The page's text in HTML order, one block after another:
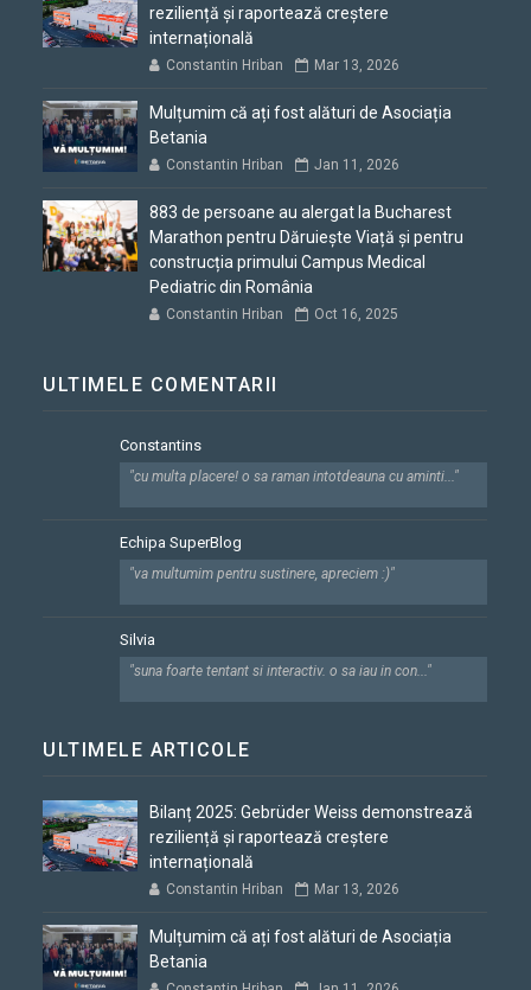
reziliență și raportează creștere
internațională
Constantin Hriban Mar 13, 2026
Mulțumim că ați fost alături de Asociația
Betania
Constantin Hriban Jan 11, 2026
883 de persoane au alergat la Bucharest
Marathon pentru Dăruiește Viață și pentru
construcția primului Campus Medical
Pediatric din România
Constantin Hriban Oct 16, 2025
ULTIMELE COMENTARII
Constantins
"cu multa placere! o sa raman intotdeauna cu aminti..."
Echipa SuperBlog
"va multumim pentru sustinere, apreciem :)"
Silvia
"suna foarte tentant si interactiv. o sa iau in con..."
ULTIMELE ARTICOLE
Bilanț 2025: Gebrüder Weiss demonstrează
reziliență și raportează creștere
internațională
Constantin Hriban Mar 13, 2026
Mulțumim că ați fost alături de Asociația
Betania